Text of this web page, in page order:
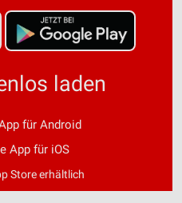
laden
für Android
App für iOS
Store erhältlich